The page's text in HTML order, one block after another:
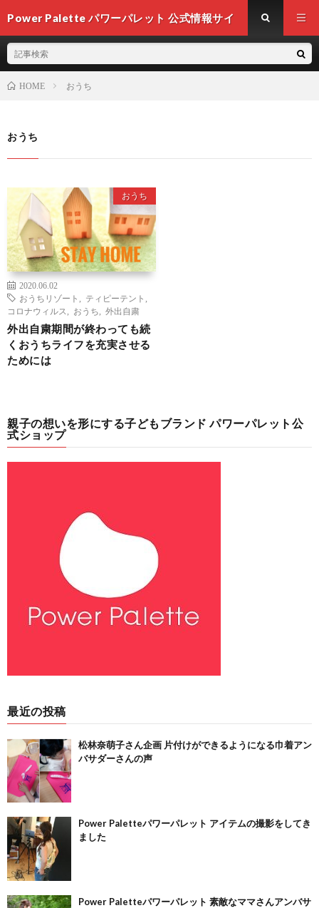
Power Palette パワーパレット 公式情報サイ
HOME おうち
おうち
おうち
2020.06.02
おうちリゾート
ティピーテント
コロナウィルス
おうち 外出自粛
外出自粛期間が終わっても続
くおうちライフを充実させる
ためには
親子の想いを形にする子どもブランド パワーパレット公
式ショップ
最近の投稿
松林奈萌子さん企画 片付けができるようになる巾着アン
バサダーさんの声
Power Paletteパワーパレット アイテムの撮影をしてき
ました
Power Paletteパワーパレット 素敵なママさんアンバサ